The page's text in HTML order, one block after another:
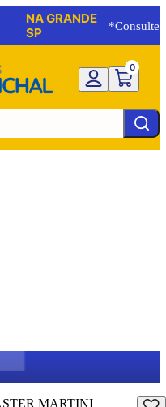
NA GRANDE
SP
*Consulte
0